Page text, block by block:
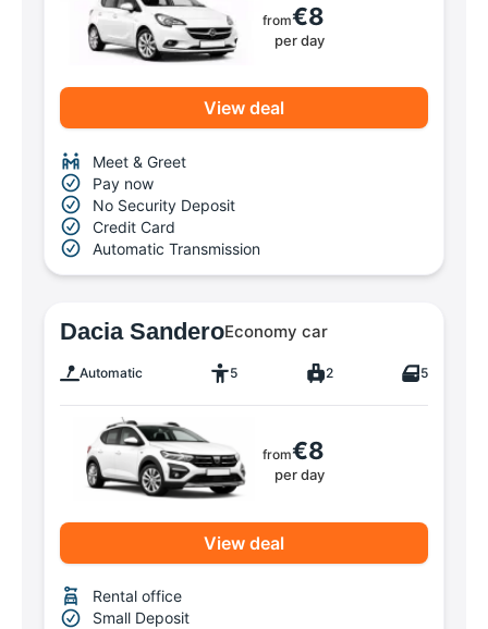
from€8
per day
View deal
Meet & Greet
Pay now
No Security Deposit
Credit Card
Automatic Transmission
Dacia SanderoEconomy car
Automatic 5 2 5
from€8
per day
View deal
Rental office
Small Deposit